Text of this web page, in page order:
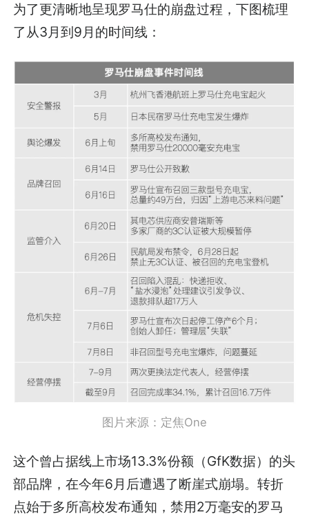
为了更清晰地呈现罗马仕的崩盘过程，下图梳理
了从3月到9月的时间线：
图片来源：定焦One
这个曾占据线上市场13.3%份额（GfK数据）的头
部品牌，在今年6月后遭遇了断崖式崩塌。转折
点始于多所高校发布通知，禁用2万毫安的罗马